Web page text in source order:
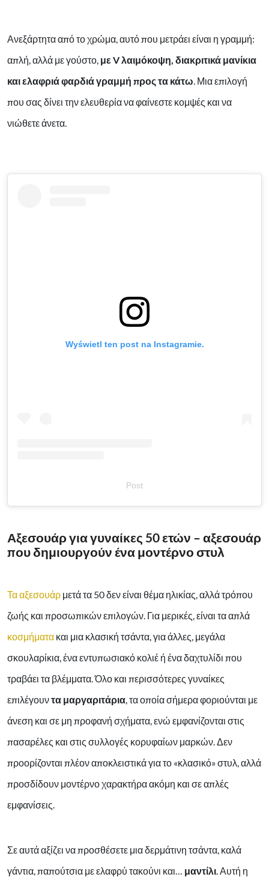
Ανεξάρτητα από το χρώμα, αυτό που μετράει είναι η γραμμή:
απλή, αλλά με γούστο, με V λαιμόκοψη, διακριτικά μανίκια
και ελαφριά φαρδιά γραμμή προς τα κάτω. Μια επιλογή
που σας δίνει την ελευθερία να φαίνεστε κομψές και να
νιώθετε άνετα.
Wyświetl ten post na Instagramie.
Post
Αξεσουάρ για γυναίκες 50 ετών – αξεσουάρ
που δημιουργούν ένα μοντέρνο στυλ
Τα αξεσουάρ μετά τα 50 δεν είναι θέμα ηλικίας, αλλά τρόπου
ζωής και προσωπικών επιλογών. Για μερικές, είναι τα απλά
κοσμήματα και μια κλασική τσάντα, για άλλες, μεγάλα
σκουλαρίκια, ένα εντυπωσιακό κολιέ ή ένα δαχτυλίδι που
τραβάει τα βλέμματα. Όλο και περισσότερες γυναίκες
επιλέγουντα μαργαριτάρια, τα οποία σήμερα φοριούνται με
άνεση και σε μη προφανή σχήματα, ενώ εμφανίζονται στις
πασαρέλες και στις συλλογές κορυφαίων μαρκών. Δεν
προορίζονται πλέον αποκλειστικά για το «κλασικό» στυλ, αλλά
προσδίδουν μοντέρνο χαρακτήρα ακόμη και σε απλές
εμφανίσεις.
Σε αυτά αξίζει να προσθέσετε μια δερμάτινη τσάντα, καλά
γάντια, παπούτσια με ελαφρύ τακούνι και… μαντίλι. Αυτή η